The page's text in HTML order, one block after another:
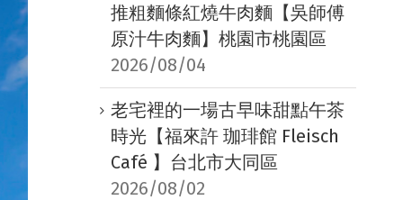
推粗麵條紅燒牛肉麵【吳師傅
原汁牛肉麵】桃園市桃園區
2026/08/04
老宅裡的一場古早味甜點午茶
時光【福來許 珈琲館 Fleisch
Café 】台北市大同區
2026/08/02